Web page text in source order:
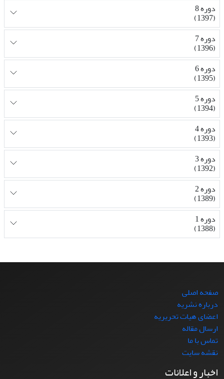
دوره 8
(1397)
دوره 7
(1396)
دوره 6
(1395)
دوره 5
(1394)
دوره 4
(1393)
دوره 3
(1392)
دوره 2
(1389)
دوره 1
(1388)
صفحه اصلی
درباره نشریه
اعضای هیات تحریریه
ارسال مقاله
تماس با ما
نقشه سایت
اخبار و اعلانات